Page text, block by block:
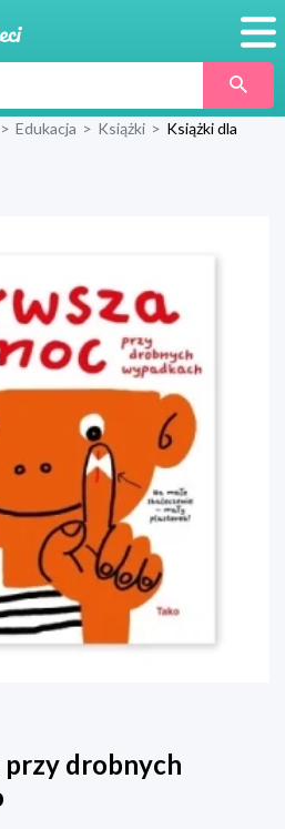
Produkty
> Edukacja > Książki > Książki dla
przy drobnych